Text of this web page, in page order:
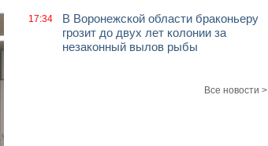
17:34
В Воронежской области браконьеру
грозит до двух лет колонии за
незаконный вылов рыбы
Все новости >